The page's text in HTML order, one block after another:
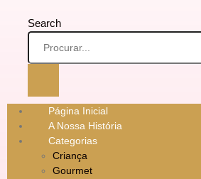
Search
Página Inicial
A Nossa História
Categorias
Criança
Gourmet